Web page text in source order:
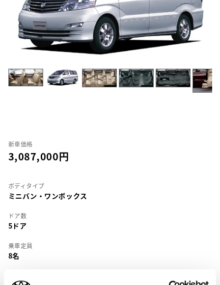
新車価格
3,087,000
ボディタイプ
ミニバン・ワンボックス
ドア数
5ドア
乗車定員
8名